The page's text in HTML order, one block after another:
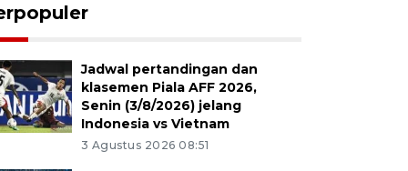
Jadwal pertandingan dan
klasemen Piala AFF 2026,
Senin (3/8/2026) jelang
Indonesia vs Vietnam
3 Agustus 2026 08:51